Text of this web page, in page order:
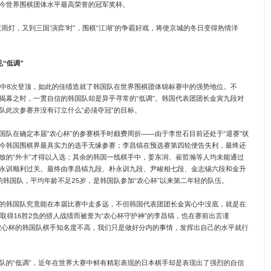
世界围棋团体水平最高荣誉的冠军奖杯。
，又到三国‘演弈’时”，围棋“江湖”的争霸好戏，将使京城的冬日变得热情洋
“低调”
登顶，如此的佳绩造就了韩国队在世界围棋团体锦标赛中的强势地位。不
幕之时，一贯自信的韩国队却是异乎寻常的“低调”。韩国代表团团长金寅九段对
此次参赛并没有订立什么“必须夺冠”的目标。
在确定本届“农心杯”的参赛棋手时颇费周折——由于李世石目前还处于“退赛”状
韩国围棋界最具实力的选手无缘参赛；李昌镐在预选赛第四轮便告失利，最终还
的“外卡”才得以入选；其余的韩国一线棋手中，姜东润、崔哲瀚等人均未能通过
训顺利过关。最终由李昌镐九段、朴永训九段、尹峻相七段、金志锡六段和金升
国队，平均年龄不足25岁，是韩国队参加“农心杯”以来第二年轻的队伍。
国队究竟能在本届比赛中走多远，不但韩国代表团团长金寅心中没底，就是在
得16胜2负的骄人战绩而被誉为“农心杯守护神”的李昌镐，也在赛前出言谨
杯的韩国队棋手知名度不高，我们只是做好分内的事情，发挥出自己的水平就行
“低调”，近年在世界大赛中鲜有精彩表现的日本棋手却是表现出了强烈的自信